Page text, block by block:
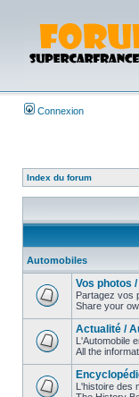
Connexion
Index du forum
Automobiles
Vos photos
Partagez vos
Share your
Actualité /
L'Automobile
All the
L'histoire des